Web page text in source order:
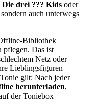
Die drei ??? Kids oder
auch unterwegs
Bibliothek
pflegen. Das ist
Netz oder
Lieblingsfiguren
gilt: Nach jeder
herunterladen,
der Toniebox